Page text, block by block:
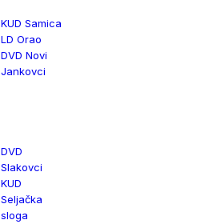
KUD Samica
LD Orao
DVD Novi
Jankovci
DVD
Slakovci
KUD
Seljačka
sloga